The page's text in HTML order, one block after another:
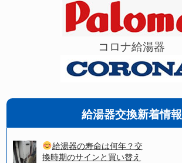
コロナ給湯器
給湯器交換新着情報
給湯器の寿命は何年？交
換時期のサインと買い替え